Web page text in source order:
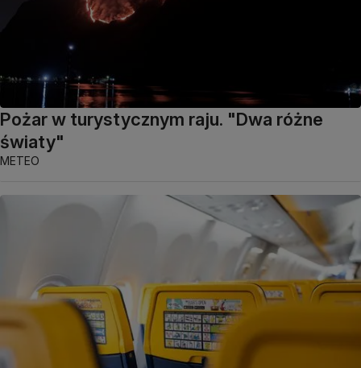
Pożar w turystycznym raju. "Dwa różne
światy"
METEO